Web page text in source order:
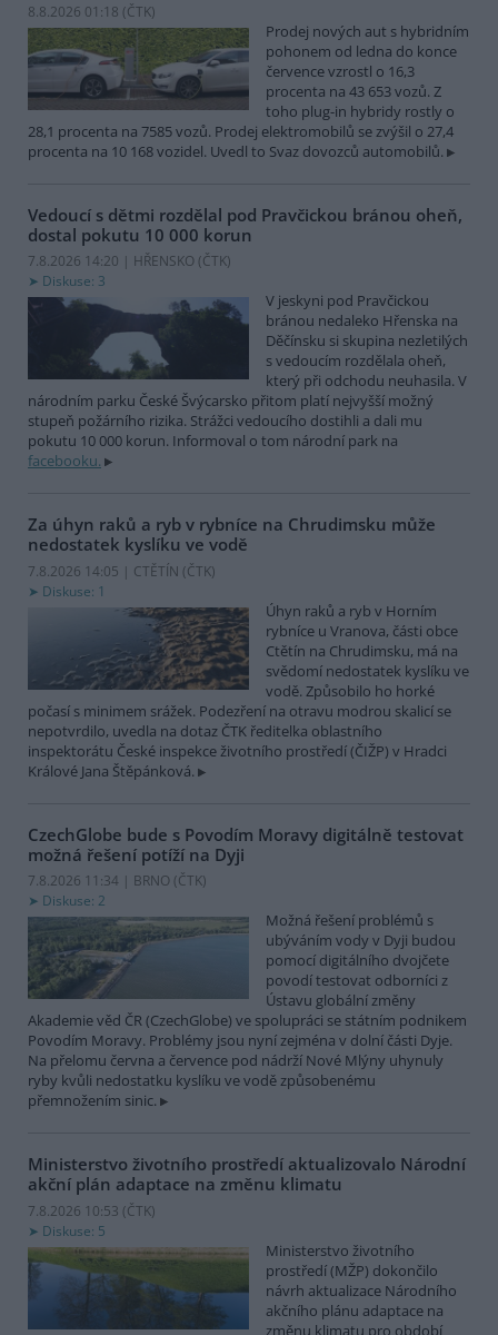
8.8.2026 01:18 (ČTK)
Prodej nových aut s hybridním
pohonem od ledna do konce
července vzrostl o 16,3
procenta na 43 653 vozů. Z
toho plug-in hybridy rostly o
28,1 procenta na 7585 vozů. Prodej elektromobilů se zvýšil o 27,4
procenta na 10 168 vozidel. Uvedl to Svaz dovozců automobilů.
Vedoucí s dětmi rozdělal pod Pravčickou bránou oheň,
dostal pokutu 10 000 korun
7.8.2026 14:20 | HŘENSKO (ČTK)
Diskuse: 3
V jeskyni pod Pravčickou
bránou nedaleko Hřenska na
Děčínsku si skupina nezletilých
s vedoucím rozdělala oheň,
který při odchodu neuhasila. V
národním parku České Švýcarsko přitom platí nejvyšší možný
stupeň požárního rizika. Strážci vedoucího dostihli a dali mu
pokutu 10 000 korun. Informoval o tom národní park na
facebooku.
Za úhyn raků a ryb v rybníce na Chrudimsku může
nedostatek kyslíku ve vodě
7.8.2026 14:05 | CTĚTÍN (ČTK)
Diskuse: 1
Úhyn raků a ryb v Horním
rybníce u Vranova, části obce
Ctětín na Chrudimsku, má na
svědomí nedostatek kyslíku ve
vodě. Způsobilo ho horké
počasí s minimem srážek. Podezření na otravu modrou skalicí se
nepotvrdilo, uvedla na dotaz ČTK ředitelka oblastního
inspektorátu České inspekce životního prostředí (ČIŽP) v Hradci
Králové Jana Štěpánková.
CzechGlobe bude s Povodím Moravy digitálně testovat
možná řešení potíží na Dyji
7.8.2026 11:34 | BRNO (ČTK)
Diskuse: 2
Možná řešení problémů s
ubýváním vody v Dyji budou
pomocí digitálního dvojčete
povodí testovat odborníci z
Ústavu globální změny
Akademie věd ČR (CzechGlobe) ve spolupráci se státním podnikem
Povodím Moravy. Problémy jsou nyní zejména v dolní části Dyje.
Na přelomu června a července pod nádrží Nové Mlýny uhynuly
ryby kvůli nedostatku kyslíku ve vodě způsobenému
přemnožením sinic.
Ministerstvo životního prostředí aktualizovalo Národní
akční plán adaptace na změnu klimatu
7.8.2026 10:53 (ČTK)
Diskuse: 5
Ministerstvo životního
prostředí (MŽP) dokončilo
návrh aktualizace Národního
akčního plánu adaptace na
změnu klimatu pro období